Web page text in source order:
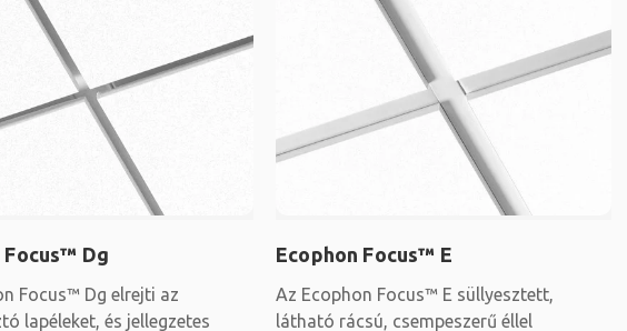
Focus™ Dg
Focus™ Dg elrejti az
lapéleket, és jellegzetes
Ecophon Focus™ E
Az Ecophon Focus™ E süllyesztett,
látható rácsú, csempeszerű éllel